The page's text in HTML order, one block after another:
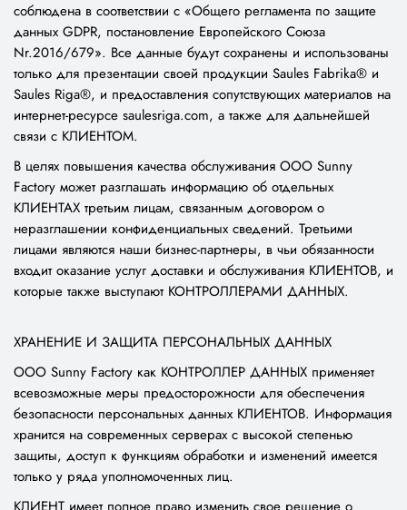
соблюдена в соответствии с «Общего регламента по защите
данных GDPR, постановление Европейского Союза
Nr.2016/679». Все данные будут сохранены и использованы
только для презентации своей продукции Saules Fabrika® и
Saules Riga®, и предоставления сопутствующих материалов на
интернет-ресурсе saulesriga.com, а также для дальнейшей
связи с КЛИЕНТОМ.
В целях повышения качества обслуживания ООО Sunny
Factory может разглашать информацию об отдельных
КЛИЕНТАХ третьим лицам, связанным договором о
неразглашении конфиденциальных сведений. Третьими
лицами являются наши бизнес-партнеры, в чьи обязанности
входит оказание услуг доставки и обслуживания КЛИЕНТОВ, и
которые также выступают КОНТРОЛЛЕРАМИ ДАННЫХ.
ХРАНЕНИЕ И ЗАЩИТА ПЕРСОНАЛЬНЫХ ДАННЫХ
ООО Sunny Factory как КОНТРОЛЛЕР ДАННЫХ применяет
всевозможные меры предосторожности для обеспечения
безопасности персональных данных КЛИЕНТОВ. Информация
хранится на современных серверах с высокой степенью
защиты, доступ к функциям обработки и изменений имеется
только у ряда уполномоченных лиц.
КЛИЕНТ имеет полное право изменить свое решение о